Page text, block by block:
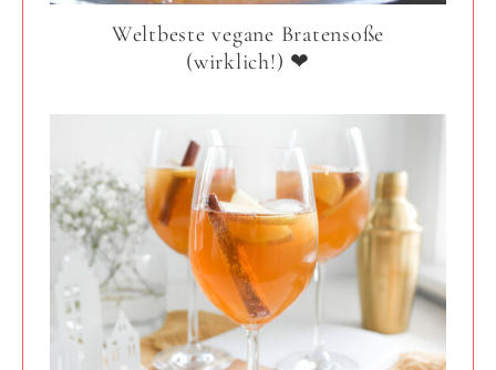
Weltbeste vegane Bratensoße
(wirklich!) ❤